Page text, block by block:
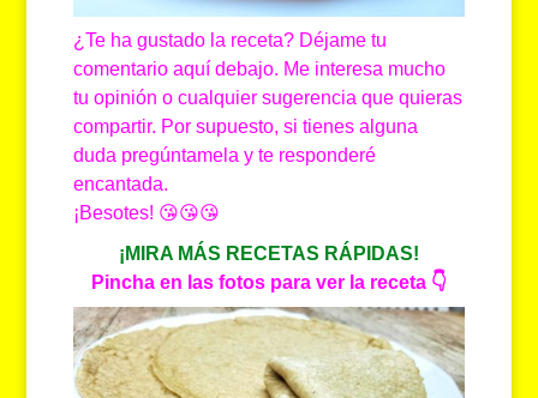
¿Te ha gustado la receta? Déjame tu
comentario aquí debajo. Me interesa mucho
tu opinión o cualquier sugerencia que quieras
compartir. Por supuesto, si tienes alguna
duda pregúntamela y te responderé
encantada.
¡Besotes! 😘😘😘
¡MIRA MÁS RECETAS RÁPIDAS!
Pincha en las fotos para ver la receta 👇